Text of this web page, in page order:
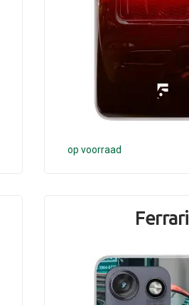
op voorraad
Ferrari